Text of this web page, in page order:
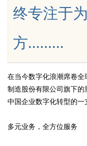
Bo
终专注于
方.........
在当今数字化浪潮席卷
制造股份有限公司旗下
中国企业数字化转型的一
多元业务，全方位服务